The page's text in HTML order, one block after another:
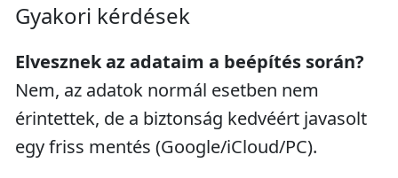
Gyakori kérdések
Elvesznek az adataim a beépítés során?
Nem, az adatok normál esetben nem
érintettek, de a biztonság kedvéért javasolt
egy friss mentés (Google/iCloud/PC).